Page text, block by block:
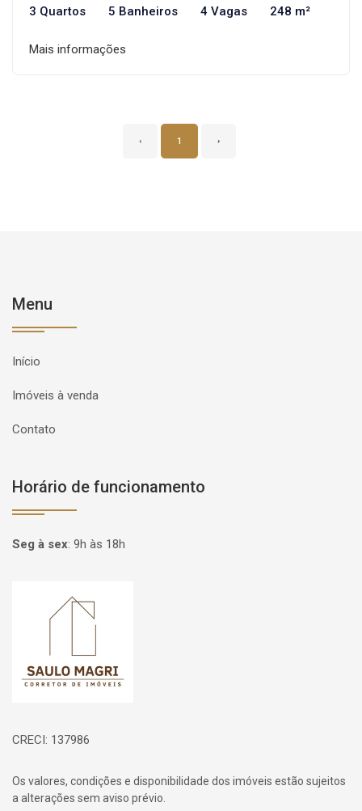
3 Quartos 5 Banheiros 4 Vagas 248 m²
Mais informações
‹ 1 ›
Menu
Início
Imóveis à venda
Contato
Horário de funcionamento
Seg à sex: 9h às 18h
Página inicial
CRECI: 137986
Os valores, condições e disponibilidade dos imóveis estão sujeitos
a alterações sem aviso prévio.